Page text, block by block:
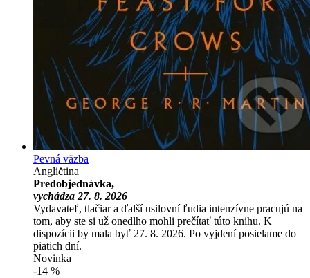
Pevná väzba
Angličtina
Predobjednávka,
vychádza 27. 8. 2026
Vydavateľ, tlačiar a ďalší usilovní ľudia intenzívne pracujú na
tom, aby ste si už onedlho mohli prečítať túto knihu. K
dispozícii by mala byť 27. 8. 2026. Po vyjdení posielame do
piatich dní.
Novinka
-14 %